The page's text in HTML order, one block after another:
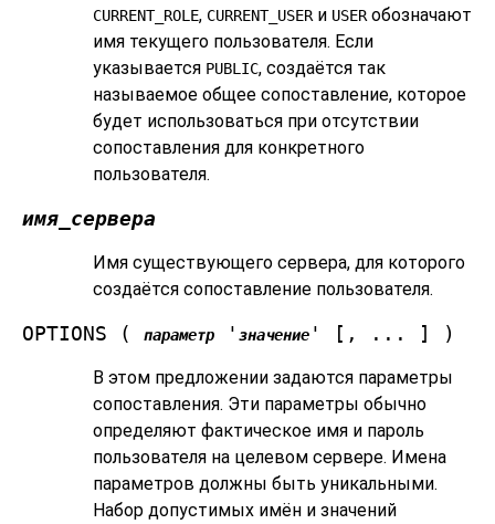
CURRENT_ROLE, CURRENT_USER и USER обозначают
имя текущего пользователя. Если
указывается PUBLIC, создаётся так
называемое общее сопоставление, которое
будет использоваться при отсутствии
сопоставления для конкретного
пользователя.
имя_сервера
Имя существующего сервера, для которого
создаётся сопоставление пользователя.
OPTIONS ( параметр ' значение ' [, ... ] )
В этом предложении задаются параметры
сопоставления. Эти параметры обычно
определяют фактическое имя и пароль
пользователя на целевом сервере. Имена
параметров должны быть уникальными.
Набор допустимых имён и значений